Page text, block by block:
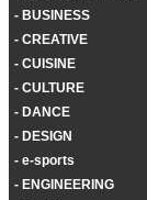
BUSINESS
CREATIVE
CUISINE
CULTURE
DANCE
DESIGN
e-sports
ENGINEERING